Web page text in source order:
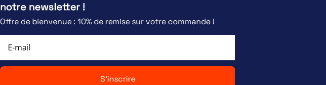
notre newsletter !
Offre de bienvenue : 10% de remise sur votre commande !
S'inscrire